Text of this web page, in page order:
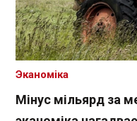
Мінус мільярд за
Эканоміка